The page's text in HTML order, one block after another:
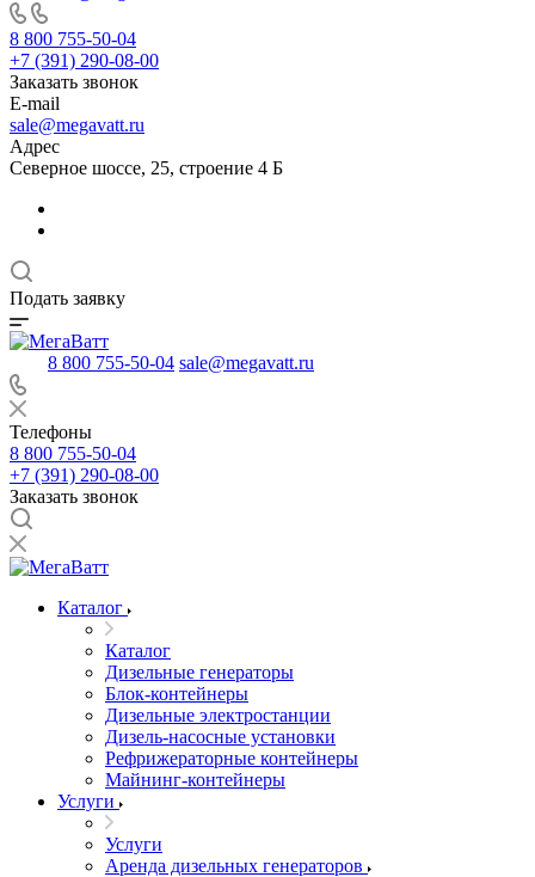
8 800 755-50-04
+7 (391) 290-08-00
Заказать звонок
E-mail
sale@megavatt.ru
Адрес
Северное шоссе, 25, строение 4 Б
Подать заявку
8 800 755-50-04 sale@megavatt.ru
Телефоны
8 800 755-50-04
+7 (391) 290-08-00
Заказать звонок
Каталог
Каталог
Дизельные генераторы
Блок-контейнеры
Дизельные электростанции
Дизель-насосные установки
Рефрижераторные контейнеры
Майнинг-контейнеры
Услуги
Услуги
Аренда дизельных генераторов